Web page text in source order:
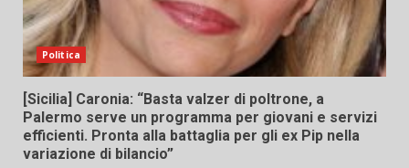
Politica
[Sicilia] Caronia: “Basta valzer di poltrone, a
Palermo serve un programma per giovani e servizi
efficienti. Pronta alla battaglia per gli ex Pip nella
variazione di bilancio”